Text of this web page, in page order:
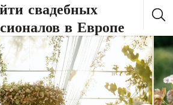
свадебных
в Европе